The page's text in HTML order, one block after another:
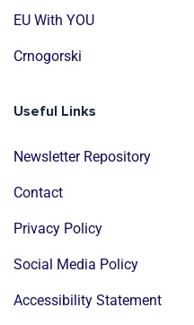
EU With YOU
Crnogorski
Useful Links
Newsletter Repository
Contact
Privacy Policy
Social Media Policy
Accessibility Statement